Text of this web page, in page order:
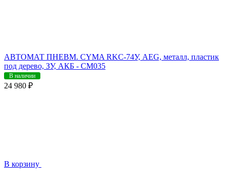
АВТОМАТ ПНЕВМ. CYMA RKC-74У, AEG, металл, пластик
под дерево, ЗУ, АКБ - CM035
В наличии
24 980 ₽
В корзину